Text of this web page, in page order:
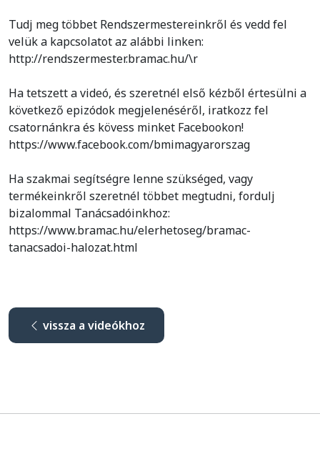
Tudj meg többet Rendszermestereinkről és vedd fel
velük a kapcsolatot az alábbi linken:
http://rendszermester.bramac.hu/\r
Ha tetszett a videó, és szeretnél első kézből értesülni a
következő epizódok megjelenéséről, iratkozz fel
csatornánkra és kövess minket Facebookon!
https://www.facebook.com/bmimagyarorszag
Ha szakmai segítségre lenne szükséged, vagy
termékeinkről szeretnél többet megtudni, fordulj
bizalommal Tanácsadóinkhoz:
https://www.bramac.hu/elerhetoseg/bramac-
tanacsadoi-halozat.html
vissza a videókhoz